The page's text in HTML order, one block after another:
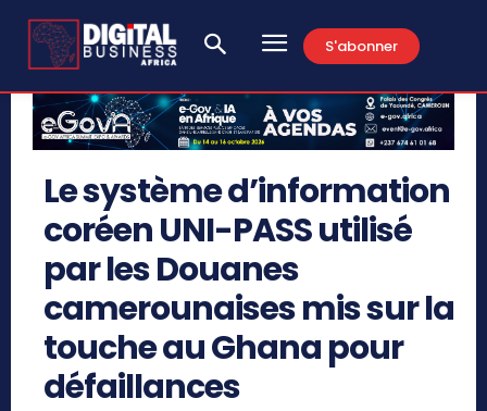
S'abonner
Le système d’information
coréen UNI-PASS utilisé
par les Douanes
camerounaises mis sur la
touche au Ghana pour
défaillances